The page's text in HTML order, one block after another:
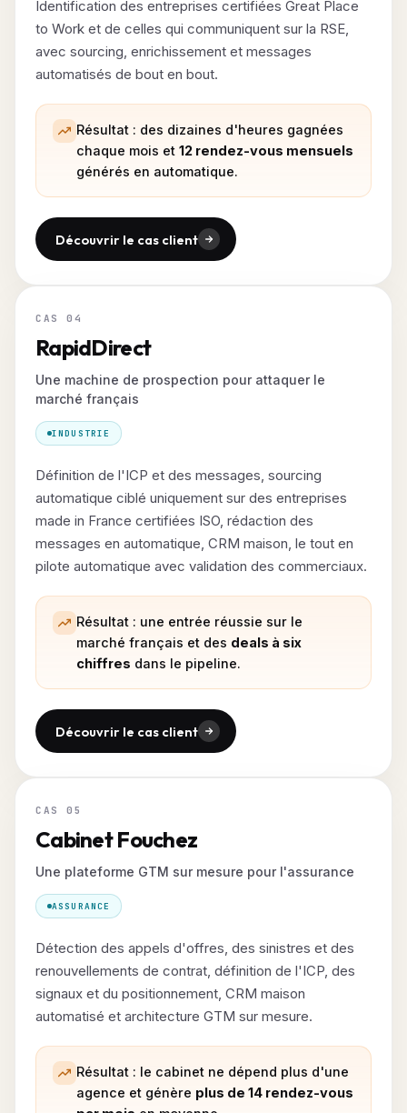
Identification des entreprises certifiées Great Place
to Work et de celles qui communiquent sur la RSE,
avec sourcing, enrichissement et messages
automatisés de bout en bout.
Résultat : des dizaines d'heures gagnées
chaque mois et 12 rendez-vous mensuels
générés en automatique.
Découvrir le cas client
CAS 04
RapidDirect
Une machine de prospection pour attaquer le
marché français
INDUSTRIE
Définition de l'ICP et des messages, sourcing
automatique ciblé uniquement sur des entreprises
made in France certifiées ISO, rédaction des
messages en automatique, CRM maison, le tout en
pilote automatique avec validation des commerciaux.
Résultat : une entrée réussie sur le
marché français et des deals à six
chiffres dans le pipeline.
Découvrir le cas client
CAS 05
Cabinet Fouchez
Une plateforme GTM sur mesure pour l'assurance
ASSURANCE
Détection des appels d'offres, des sinistres et des
renouvellements de contrat, définition de l'ICP, des
signaux et du positionnement, CRM maison
automatisé et architecture GTM sur mesure.
Résultat : le cabinet ne dépend plus d'une
agence et génère plus de 14 rendez-vous